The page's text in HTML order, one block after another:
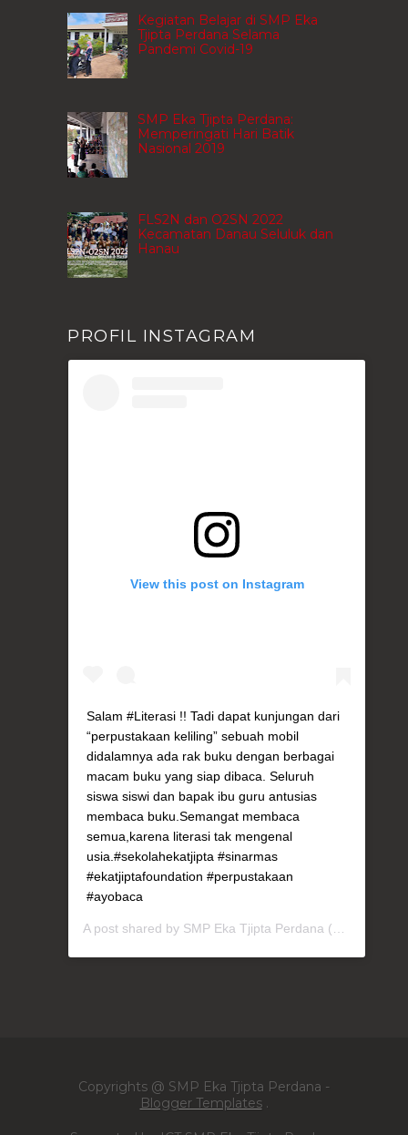
Kegiatan Belajar di SMP Eka
Tjipta Perdana Selama
Pandemi Covid-19
SMP Eka Tjipta Perdana:
Memperingati Hari Batik
Nasional 2019
FLS2N dan O2SN 2022
Kecamatan Danau Seluluk dan
Hanau
PROFIL INSTAGRAM
View this post on Instagram
Salam #Literasi !! Tadi dapat kunjungan dari
“perpustakaan keliling” sebuah mobil
didalamnya ada rak buku dengan berbagai
macam buku yang siap dibaca. Seluruh
siswa siswi dan bapak ibu guru antusias
membaca buku.Semangat membaca
semua,karena literasi tak mengenal
usia.#sekolahekatjipta #sinarmas
#ekatjiptafoundation #perpustakaan
#ayobaca
A post shared by SMP Eka Tjipta Perdana (@smpetperdana) on
Copyrights @ SMP Eka Tjipta Perdana -
Blogger Templates .